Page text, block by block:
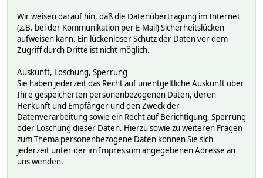
Wir weisen darauf hin, daß die Datenübertragung im Internet
(z.B. bei der Kommunikation per E-Mail) Sicherheitslücken
aufweisen kann. Ein lückenloser Schutz der Daten vor dem
Zugriff durch Dritte ist nicht möglich.
Auskunft, Löschung, Sperrung
Sie haben jederzeit das Recht auf unentgeltliche Auskunft über
Ihre gespeicherten personenbezogenen Daten, deren
Herkunft und Empfänger und den Zweck der
Datenverarbeitung sowie ein Recht auf Berichtigung, Sperrung
oder Löschung dieser Daten. Hierzu sowie zu weiteren Fragen
zum Thema personenbezogene Daten können Sie sich
jederzeit unter der im Impressum angegebenen Adresse an
uns wenden.